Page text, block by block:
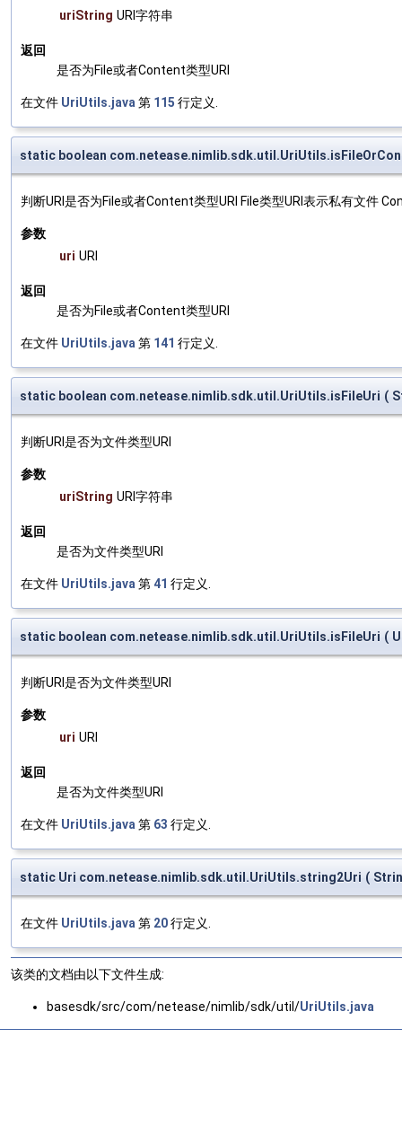
uriString URI字符串
返回
是否为File或者Content类型URI
在文件 UriUtils.java第 115 行定义.
static boolean
判断URI是否为File或者Content类型URI File类型URI表示私有文件
参数
uri URI
返回
是否为File或者Content类型URI
在文件 UriUtils.java第 141 行定义.
static boolean com.netease.nimlib.sdk.util.UriUtils.isFileUri (
判断URI是否为文件类型URI
参数
uriString URI字符串
返回
是否为文件类型URI
在文件 UriUtils.java第 41 行定义.
static boolean com.netease.nimlib.sdk.util.UriUtils.isFileUri (
判断URI是否为文件类型URI
参数
uri URI
返回
是否为文件类型URI
在文件 UriUtils.java第 63 行定义.
static Uri com.netease.nimlib.sdk.util.UriUtils.string2Uri (
在文件 UriUtils.java第 20行定义.
该类的文档由以下文件生成:
basesdk/src/com/netease/nimlib/sdk/util/UriUtils.java